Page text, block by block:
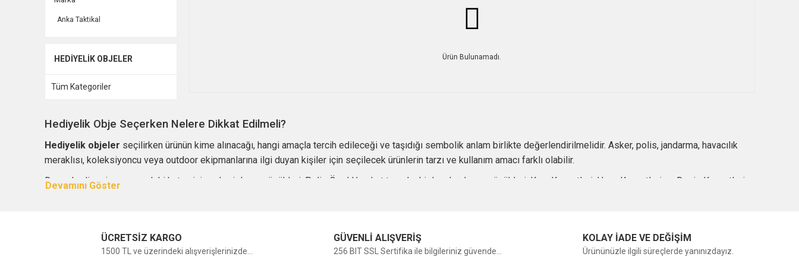
Anka Taktikal
HEDIYELIK OBJELER
Tüm Kategoriler
Ürün Bulunamadı.
Hediyelik Obje Seçerken Nelere Dikkat Edilmeli?
Hediyelik objeler seçilirken ürünün kime alınacağı, hangi amaçla tercih edileceği ve taşıdığı sembolik anlam birlikte değerlendirilmelidir. Asker, polis, jandarma, havacılık
meraklısı, koleksiyoncu veya outdoor ekipmanlarına ilgi duyan kişiler için seçilecek ürünlerin tarzı ve kullanım amacı farklı olabilir.
Devre hediyesi veya mesleki hatıra için askeri devre yüzükleri, Polis Özel Harekat temalı objeler, Jandarma yüzükleri, Kara Kuvvetleri, Hava Kuvvetleri ve Deniz Kuvvetleri
Askeri Yüzük, Kolye, Saat ve Çakmak Modelleri
Askeri yüzükler, özellikle devre hatırası, mezuniyet hediyesi, mesleki armağan veya koleksiyon ürünü olarak tercih edilen özel tasarımlardır. Polis Özel Harekat, Jandarma,
ÜCRETSİZ KARGO
1500 TL ve üzerindeki alışverişlerinizde...
GÜVENLİ ALIŞVERİŞ
256 BIT SSL Sertifika ile bilgileriniz güvende...
KOLAY İADE VE DEĞİŞİM
Ürününüzle ilgili süreçlerde yanınızdayız.